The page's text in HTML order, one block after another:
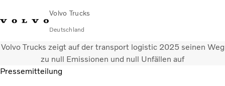
Volvo Trucks
Deutschland
089 - 800 74-0 Kontakt EinloggenLkw-KonfiguratorDeutschland
Volvo Trucks zeigt auf der transport logistic 2025 seinen Weg
zu null Emissionen und null Unfällen auf
Pressemitteilung